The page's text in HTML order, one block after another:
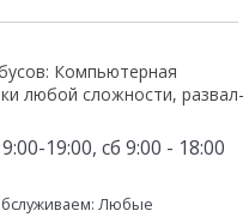
Компьютерная
любой сложности, развал-
19:00, сб 9:00 - 18:00
Любые